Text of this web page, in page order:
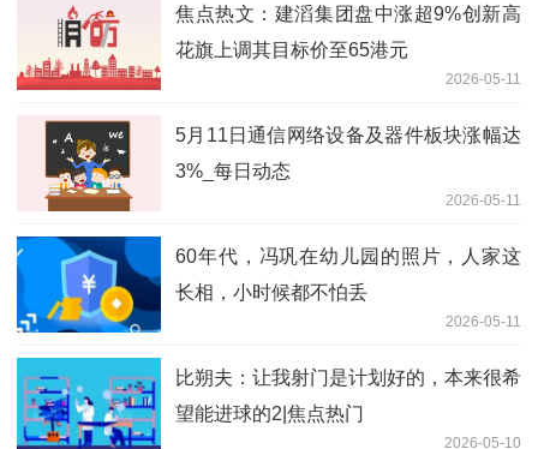
焦点热文：建滔集团盘中涨超9%创新高
花旗上调其目标价至65港元
2026-05-11
5月11日通信网络设备及器件板块涨幅达
3%_每日动态
2026-05-11
60年代，冯巩在幼儿园的照片，人家这
长相，小时候都不怕丢
2026-05-11
比朔夫：让我射门是计划好的，本来很希
望能进球的2|焦点热门
2026-05-10